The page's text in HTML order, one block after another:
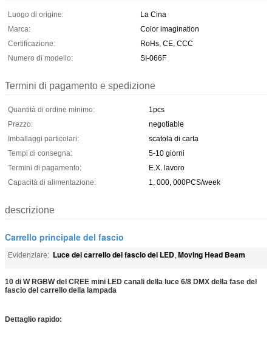
Luogo di origine:
La Cina
Marca:
Color imagination
Certificazione:
RoHs, CE, CCC
Numero di modello:
SI-066F
Termini di pagamento e spedizione
Quantità di ordine minimo:
1pcs
Prezzo:
negotiable
Imballaggi particolari:
scatola di carta
Tempi di consegna:
5-10 giorni
Termini di pagamento:
E.X. lavoro
Capacità di alimentazione:
1, 000, 000PCS/week
descrizione
Carrello principale del fascio
Evidenziare: Luce del carrello del fascio del LED, Moving Head Beam
10 di W RGBW del CREE mini LED canali della luce 6/8 DMX della fase del
fascio del carrello della lampada
Dettaglio rapido: